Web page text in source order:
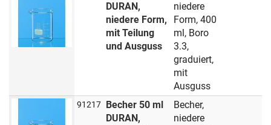
DURAN,
niedere Form,
mit Teilung
und Ausguss
niedere
Form, 400
ml, Boro
3.3,
graduiert,
mit
Ausguss
91217
Becher 50 ml
DURAN,
Becher,
niedere